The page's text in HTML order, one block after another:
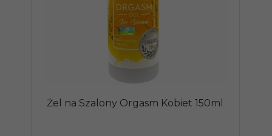
Żel na Szalony Orgasm Kobiet 150ml